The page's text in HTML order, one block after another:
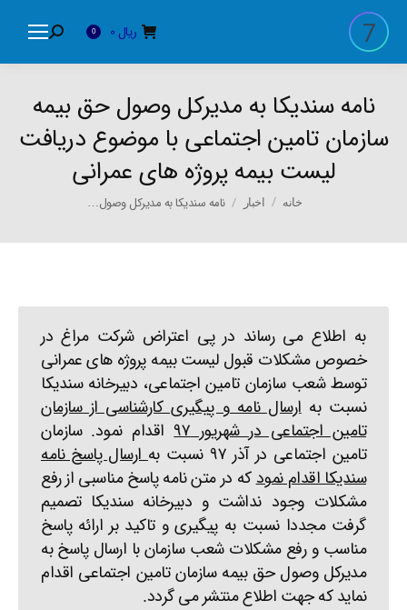
ریال 0
Search:
نامه سندیکا به مدیرکل وصول حق بیمه
سازمان تامین اجتماعی با موضوع دریافت
لیست بیمه پروژه های عمرانی
You are here:
خانه اخبار نامه سندیکا به مدیرکل وصول…
به اطلاع می رساند در پی اعتراض شرکت مراغ در
خصوص مشکلات قبول لیست بیمه پروژه های عمرانی
توسط شعب سازمان تامین اجتماعی، دبیرخانه سندیکا
نسبت بهارسال نامه و پیگیری کارشناسی از سازمان
تامین اجتماعی در شهریور ۹۷
اقدام نمود. سازمان
تامین اجتماعی در آذر ۹۷ نسبت به
ارسال پاسخ نامه
سندیکا اقدام نمودکه در متن نامه پاسخ مناسبی از رفع
مشکلات وجود نداشت و دبیرخانه سندیکا تصمیم
گرفت مجددا نسبت به پیگیری و تاکید بر ارائه پاسخ
مناسب و رفع مشکلات شعب سازمان با ارسال پاسخ به
مدیرکل وصول حق بیمه سازمان تامین اجتماعی اقدام
نماید که جهت اطلاع منتشر می گردد.